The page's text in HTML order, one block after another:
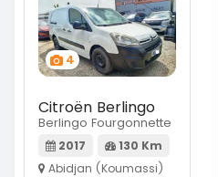
4
Citroën Berlingo
Berlingo Fourgonnette
2017
130 Km
Abidjan (Koumassi)